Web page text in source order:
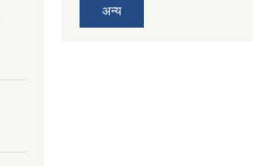
अन्य